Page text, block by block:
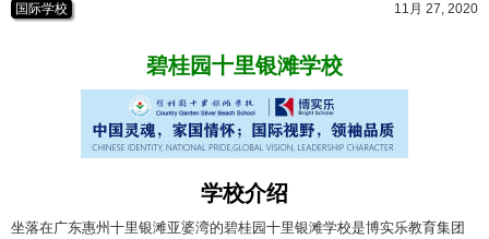
国际学校 11月 27, 2020
碧桂园十里银滩学校
学校介绍
坐落在广东惠州十里银滩亚婆湾的碧桂园十里银滩学校是博实乐教育集团